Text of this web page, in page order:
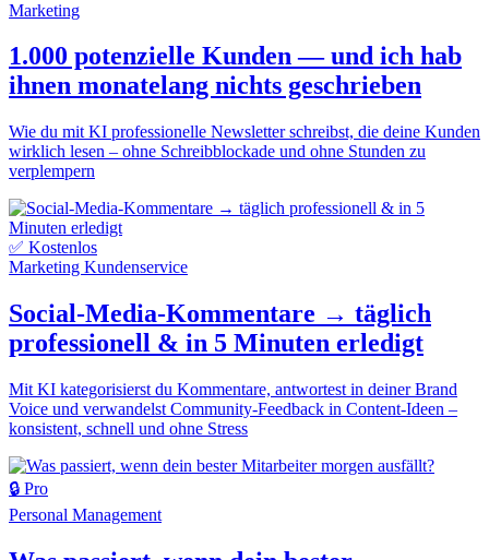
Marketing
1.000 potenzielle Kunden — und ich hab
ihnen monatelang nichts geschrieben
Wie du mit KI professionelle Newsletter schreibst, die deine Kunden
wirklich lesen – ohne Schreibblockade und ohne Stunden zu
verplempern
✅ Kostenlos
Marketing Kundenservice
Social-Media-Kommentare → täglich
professionell & in 5 Minuten erledigt
Mit KI kategorisierst du Kommentare, antwortest in deiner Brand
Voice und verwandelst Community-Feedback in Content-Ideen –
konsistent, schnell und ohne Stress
🔒 Pro
Personal Management